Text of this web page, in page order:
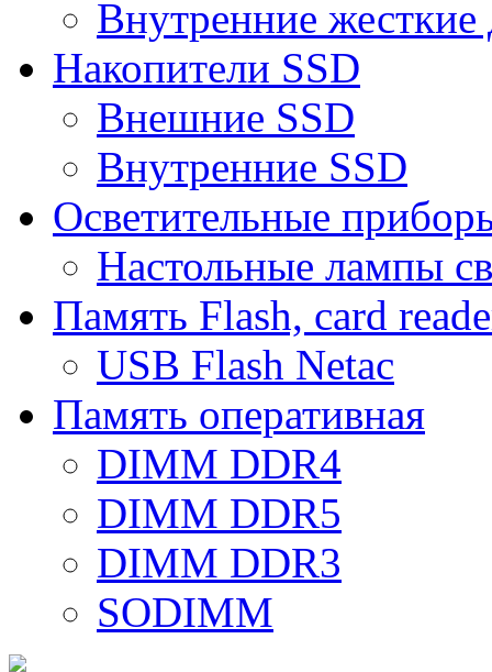
Внутренние
Накопители SSD
Внешние SSD
Внутренние SSD
Осветительные
Настольные лампы
Память Flash, card
USB Flash Netac
Память оперативная
DIMM DDR4
DIMM DDR5
DIMM DDR3
SODIMM